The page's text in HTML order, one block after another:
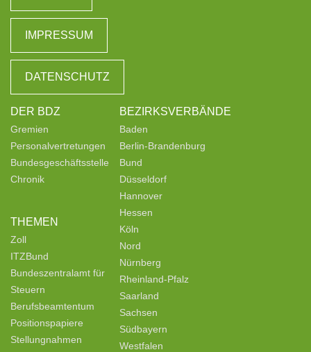
IMPRESSUM
DATENSCHUTZ
DER BDZ
Gremien
Personalvertretungen
Bundesgeschäftsstelle
Chronik
THEMEN
Zoll
ITZBund
Bundeszentralamt für
Steuern
Berufsbeamtentum
Positionspapiere
Stellungnahmen
BEZIRKSVERBÄNDE
Baden
Berlin-Brandenburg
Bund
Düsseldorf
Hannover
Hessen
Köln
Nord
Nürnberg
Rheinland-Pfalz
Saarland
Sachsen
Südbayern
Westfalen